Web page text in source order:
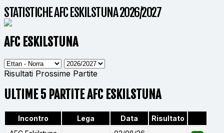
STATISTICHE AFC ESKILSTUNA 2026/2027
AFC ESKILSTUNA
Risultati Prossime Partite
ULTIME 5 PARTITE AFC ESKILSTUNA
Incontro Lega Data
Risultato